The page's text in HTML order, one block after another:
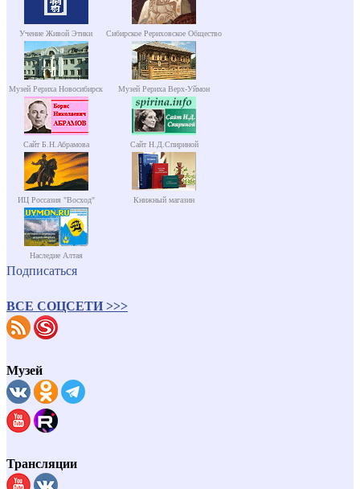
Учение Живой Этики Сибирское Рериховское Общество
Музей Рериха Новосибирск Музей Рериха Верх-Уймон
Сайт Б.Н.Абрамова Сайт Н.Д.Спириной
ИЦ Россазия "Восход" Книжный магазин
Наследие Алтая
Подписаться
ВСЕ СОЦСЕТИ >>>
Музей
Трансляции